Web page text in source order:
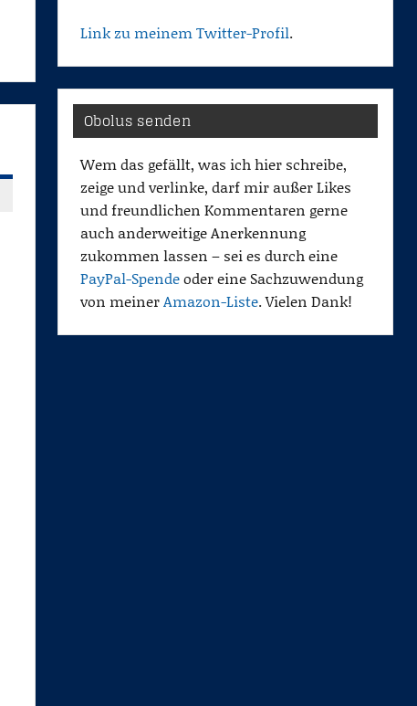
Link zu meinem Twitter-Profil.
Obolus senden
Wem das gefällt, was ich hier schreibe,
zeige und verlinke, darf mir außer Likes
und freundlichen Kommentaren gerne
auch anderweitige Anerkennung
zukommen lassen – sei es durch eine
PayPal-Spendeoder eine Sachzuwendung
von meinerAmazon-Liste. Vielen Dank!